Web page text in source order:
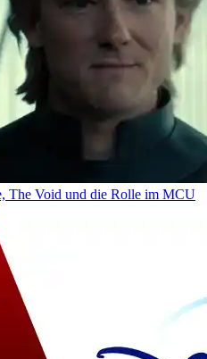
The Void und die Rolle im MCU